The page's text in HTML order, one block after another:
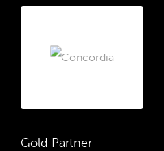
Gold Partner